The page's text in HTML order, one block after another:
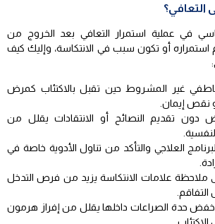
التعافي؟
في عملية استمرار التعافي بعد الخروج من
أو تكون سبب في الانتكاسة، وإليك كيف
غير المشروط حين تقبل بالاكتئاب كمرض
إيمان.
دون تقديم النصائح أو الانتقادات يقلل من
العلاجي والتأكد من تناول الأدوية خاصة في
ملاحظة علامات الانتكاسة يزيد من فرص التدخل
التفاقم.
خفض حدة الصراعات داخلها يقلل من إفراز هرمون